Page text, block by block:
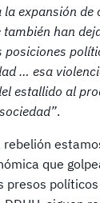
expansión de
han
posiciones
… esa
estallido al
.
rebelión
que
presos